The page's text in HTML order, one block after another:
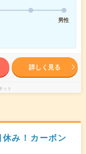
男性
詳しく見る
ット
み！カーボン